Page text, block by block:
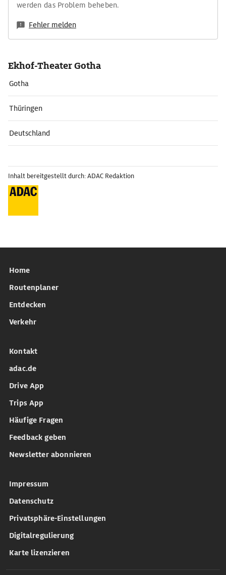
werden das Problem beheben.
Fehler melden
Ekhof-Theater Gotha
Gotha
Thüringen
Deutschland
Inhalt bereitgestellt durch: ADAC Redaktion
Home
Routenplaner
Entdecken
Verkehr
Kontakt
adac.de
Drive App
Trips App
Häufige Fragen
Feedback geben
Newsletter abonnieren
Impressum
Datenschutz
Privatsphäre-Einstellungen
Digitalregulierung
Karte lizenzieren